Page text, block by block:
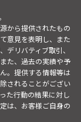
から提供されたもの
意見を表明し、また
デリバティブ取引、
た、過去の実績や予
。提供する情報等は
されることがござい
た行動の結果に対し
は、お客様ご自身の